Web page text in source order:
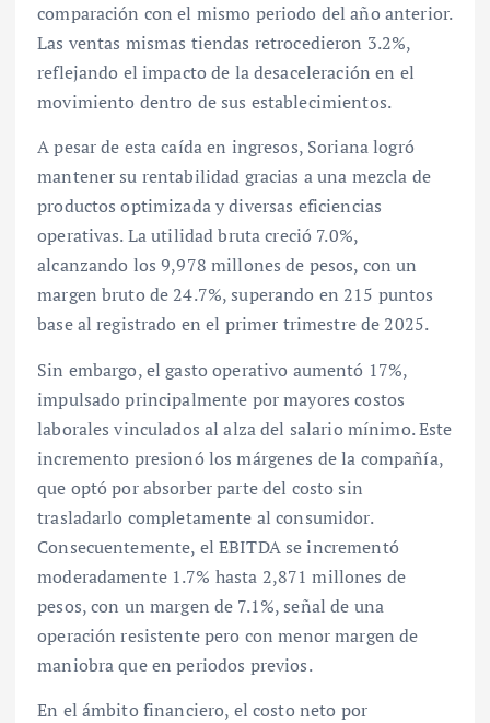
comparación con el mismo periodo del año anterior.
Las ventas mismas tiendas retrocedieron 3.2%,
reflejando el impacto de la desaceleración en el
movimiento dentro de sus establecimientos.
A pesar de esta caída en ingresos, Soriana logró
mantener su rentabilidad gracias a una mezcla de
productos optimizada y diversas eficiencias
operativas. La utilidad bruta creció 7.0%,
alcanzando los 9,978 millones de pesos, con un
margen bruto de 24.7%, superando en 215 puntos
base al registrado en el primer trimestre de 2025.
Sin embargo, el gasto operativo aumentó 17%,
impulsado principalmente por mayores costos
laborales vinculados al alza del salario mínimo. Este
incremento presionó los márgenes de la compañía,
que optó por absorber parte del costo sin
trasladarlo completamente al consumidor.
Consecuentemente, el EBITDA se incrementó
moderadamente 1.7% hasta 2,871 millones de
pesos, con un margen de 7.1%, señal de una
operación resistente pero con menor margen de
maniobra que en periodos previos.
En el ámbito financiero, el costo neto por